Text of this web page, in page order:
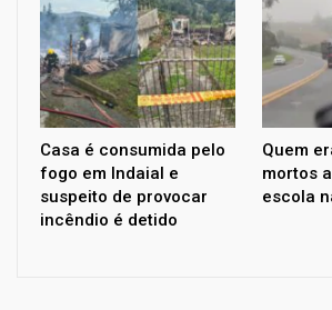
Casa é consumida pelo
fogo em Indaial e
suspeito de provocar
incêndio é detido
Quem
mortos
escola